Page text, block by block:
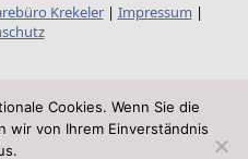
Krekeler| Impressum |
Cookies. Wenn Sie die
wir von Ihrem Einverständnis